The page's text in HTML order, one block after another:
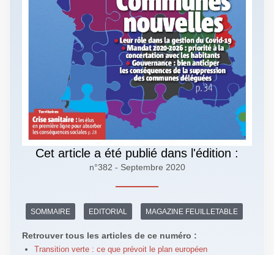
Cet article a été publié dans l'édition :
n°382 - Septembre 2020
SOMMAIRE EDITORIAL MAGAZINE FEUILLETABLE
Retrouver tous les articles de ce numéro :
Transition verte : ce que prévoit le plan européen